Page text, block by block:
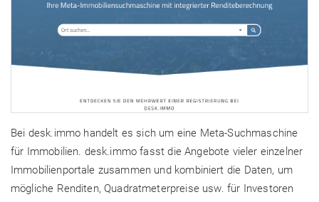
Bei desk.immo handelt es sich um eine Meta-Suchmaschine
für Immobilien. desk.immo fasst die Angebote vieler einzelner
Immobilienportale zusammen und kombiniert die Daten, um
mögliche Renditen, Quadratmeterpreise usw. für Investoren